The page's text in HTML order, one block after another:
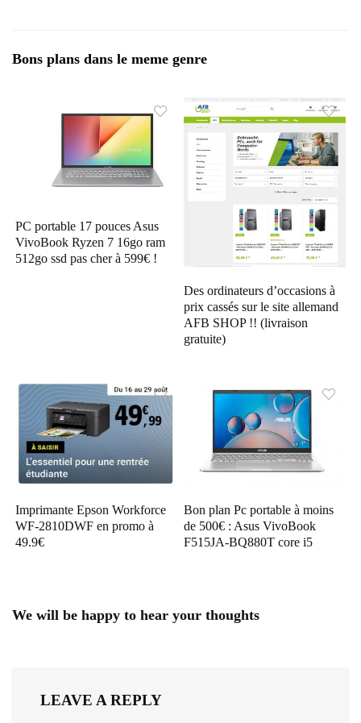
Bons plans dans le meme genre
PC portable 17 pouces Asus
VivoBook Ryzen 7 16go ram
512go ssd pas cher à 599€ !
Des ordinateurs d’occasions à
prix cassés sur le site allemand
AFB SHOP !! (livraison
gratuite)
Imprimante Epson Workforce
WF-2810DWF en promo à
49.9€
Bon plan Pc portable à moins
de 500€ : Asus VivoBook
F515JA-BQ880T core i5
We will be happy to hear your thoughts
LEAVE A REPLY